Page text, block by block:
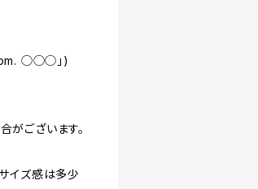
◯◯◯」)
ございます。
イズ感は多少